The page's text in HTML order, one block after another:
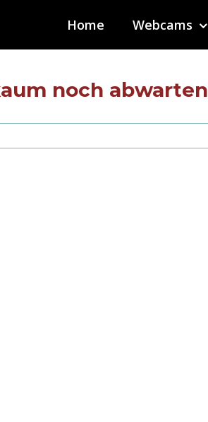
Home Webcams
noch abwarten